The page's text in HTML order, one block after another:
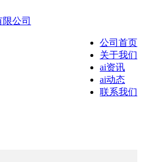
公司首页
关于我们
ai资讯
ai动态
联系我们